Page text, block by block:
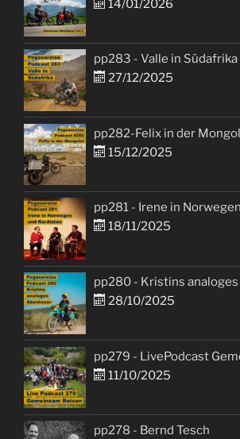
14/01/2026
pp283 - Valle in Südafrika
27/12/2025
pp282-Felix in der
15/12/2025
pp281 - Irene in
18/11/2025
pp280 - Kristins
28/10/2025
pp279 - LivePodcast
11/10/2025
pp278 - Bernd Tesch